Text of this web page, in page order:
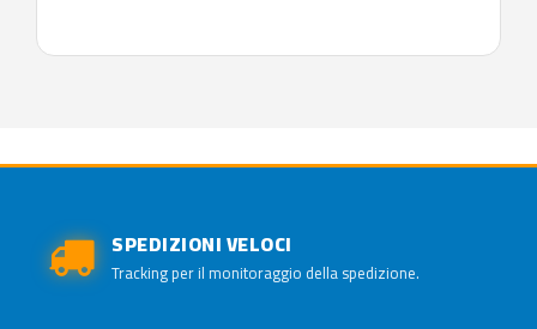
SPEDIZIONI VELOCI
Tracking per il monitoraggio della spedizione.